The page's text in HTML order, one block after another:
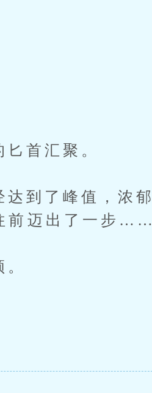
首汇聚。
到了峰值，浓郁
前迈出了一步……